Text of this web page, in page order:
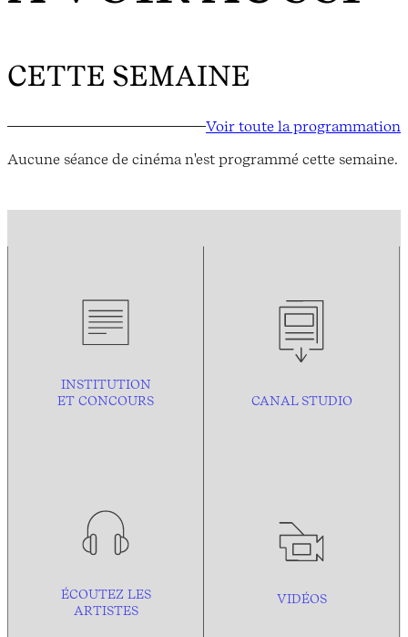
CETTE SEMAINE
Voir toute la programmation
Aucune séance de cinéma n'est programmé cette semaine.
INSTITUTION
ET CONCOURS
CANAL STUDIO
ÉCOUTEZ LES
ARTISTES
VIDÉOS